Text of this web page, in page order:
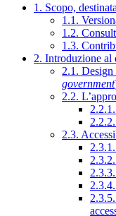
1. Scopo,
1.1.
1.2.
1.3.
2. Introduzione
2.1. Design
government
2.2.
2.3.